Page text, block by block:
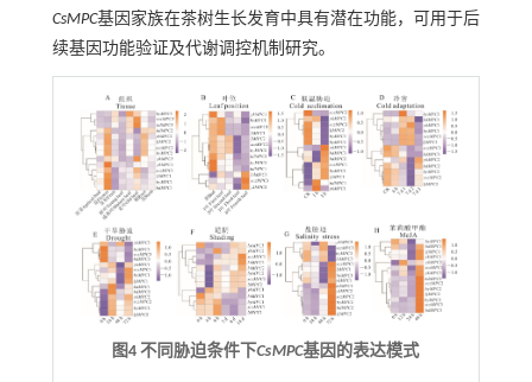
CsMPC基因家族在茶树生长发育中具有潜在功能，可用于后
续基因功能验证及代谢调控机制研究。
图4 不同胁迫条件下CsMPC基因的表达模式